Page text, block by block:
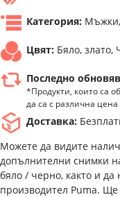
Категория:
Цвят: Бяло, злато,
Последно
*Продукти, които са
да са с различна
Доставка:
Можете да видите
допълнителни снимки
бяло / черно, както и
производител Puma.